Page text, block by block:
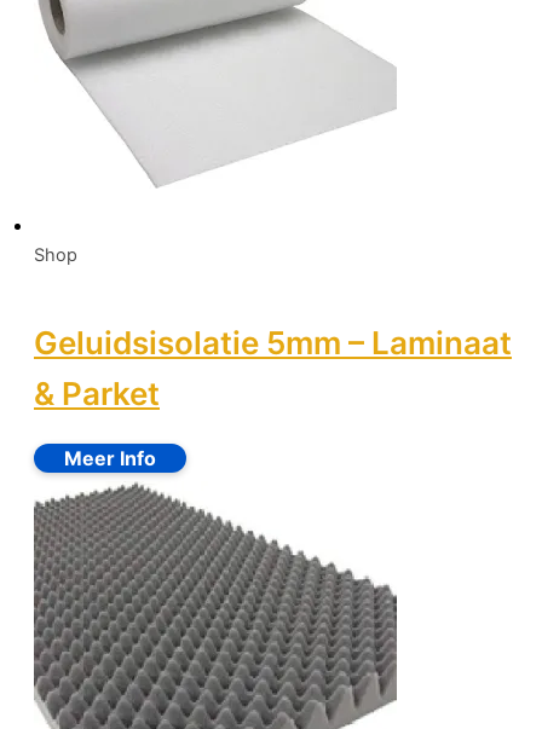
Shop
Geluidsisolatie 5mm – Laminaat
& Parket